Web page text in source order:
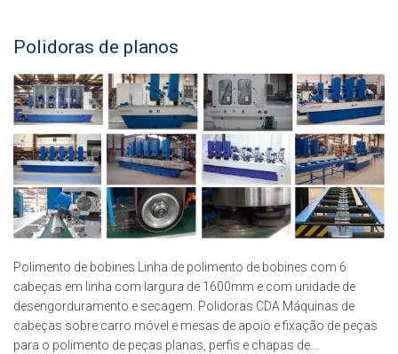
Polidoras de planos
Polimento de bobines Linha de polimento de bobines com 6
cabeças em linha com largura de 1600mm e com unidade de
desengorduramento e secagem. Polidoras CDA Máquinas de
cabeças sobre carro móvel e mesas de apoio e fixação de peças
para o polimento de peças planas, perfis e chapas de...